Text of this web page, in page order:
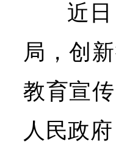
近
局，创
教育宣
人民政